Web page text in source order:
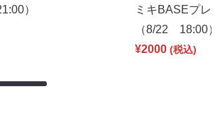
）
ミキBASEプレ
（8/22 18:00）
¥2000 (税込)